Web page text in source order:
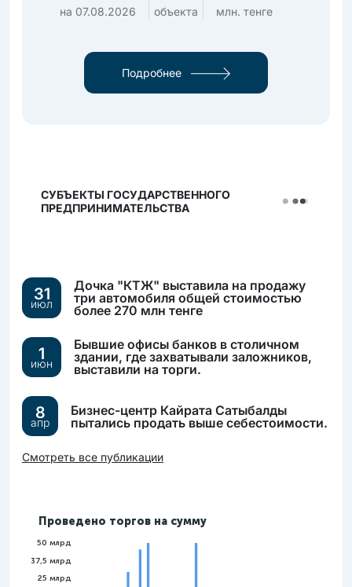
на 07.08.2026 объекта млн. тенге
Подробнее
СУБЪЕКТЫ ГОСУДАРСТВЕННОГО
ПРЕДПРИНИМАТЕЛЬСТВА
31
июл
Дочка "КТЖ" выставила на продажу
три автомобиля общей стоимостью
более 270 млн тенге
1
июн
Бывшие офисы банков в столичном
здании, где захватывали заложников,
выставили на торги.
8
апр
Бизнес-центр Кайрата Сатыбалды
пытались продать выше себестоимости.
Смотреть все публикации
Проведено торгов на сумму
50 млрд
37,5 млрд
25 млрд